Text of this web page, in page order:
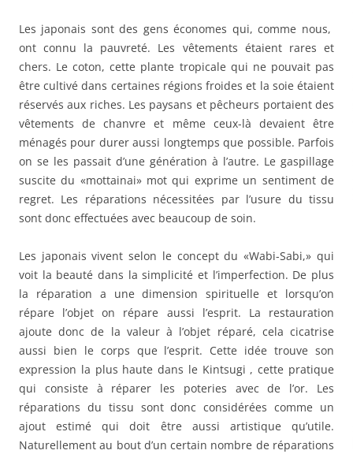
Les japonais sont des gens économes qui, comme nous,
ont connu la pauvreté. Les vêtements étaient rares et
chers. Le coton, cette plante tropicale qui ne pouvait pas
être cultivé dans certaines régions froides et la soie étaient
réservés aux riches. Les paysans et pêcheurs portaient des
vêtements de chanvre et même ceux-là devaient être
ménagés pour durer aussi longtemps que possible. Parfois
on se les passait d’une génération à l’autre. Le gaspillage
suscite du «mottainai» mot qui exprime un sentiment de
regret. Les réparations nécessitées par l’usure du tissu
sont donc effectuées avec beaucoup de soin.
Les japonais vivent selon le concept du «Wabi-Sabi,» qui
voit la beauté dans la simplicité et l’imperfection. De plus
la réparation a une dimension spirituelle et lorsqu’on
répare l’objet on répare aussi l’esprit. La restauration
ajoute donc de la valeur à l’objet réparé, cela cicatrise
aussi bien le corps que l’esprit. Cette idée trouve son
expression la plus haute dans le Kintsugi , cette pratique
qui consiste à réparer les poteries avec de l’or. Les
réparations du tissu sont donc considérées comme un
ajout estimé qui doit être aussi artistique qu’utile.
Naturellement au bout d’un certain nombre de réparations